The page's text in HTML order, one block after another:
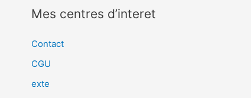
e
Mes centres d’interet
Contact
CGU
exte